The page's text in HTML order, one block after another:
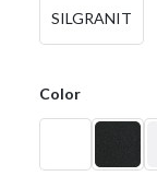
SILGRANIT
Color